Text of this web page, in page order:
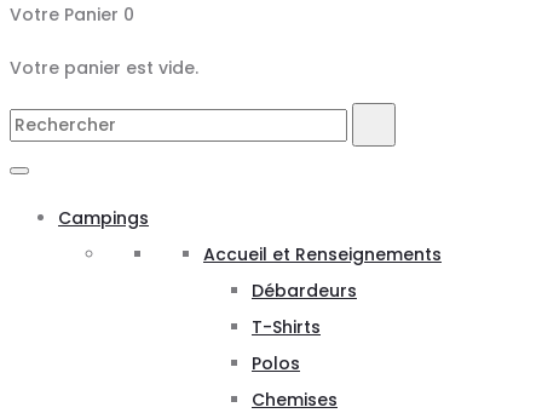
Votre Panier 0
Votre panier est vide.
Search
Campings
Accueil et Renseignements
Débardeurs
T-Shirts
Polos
Chemises